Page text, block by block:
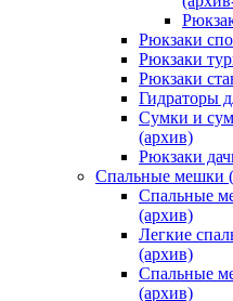
Рюкзаки
Рюкзаки
Рюкзаки
Гидраторы
Сумки и
(архив)
Рюкзаки
Спальные мешки
Спальные
(архив)
Легкие
(архив)
Спальные
(архив)